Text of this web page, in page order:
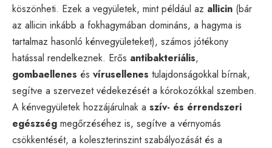
köszönheti. Ezek a vegyületek, mint például az allicin (bár
az allicin inkább a fokhagymában domináns, a hagyma is
tartalmaz hasonló kénvegyületeket), számos jótékony
hatással rendelkeznek. Erős antibakteriális,
gombaellenes és vírusellenes tulajdonságokkal bírnak,
segítve a szervezet védekezését a kórokozókkal szemben.
A kénvegyületek hozzájárulnak a szív- és érrendszeri
egészség megőrzéséhez is, segítve a vérnyomás
csökkentését, a koleszterinszint szabályozását és a